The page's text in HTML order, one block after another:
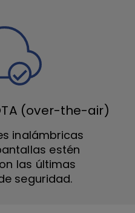
(over-the-air)
inalámbricas
estén
las últimas
seguridad.